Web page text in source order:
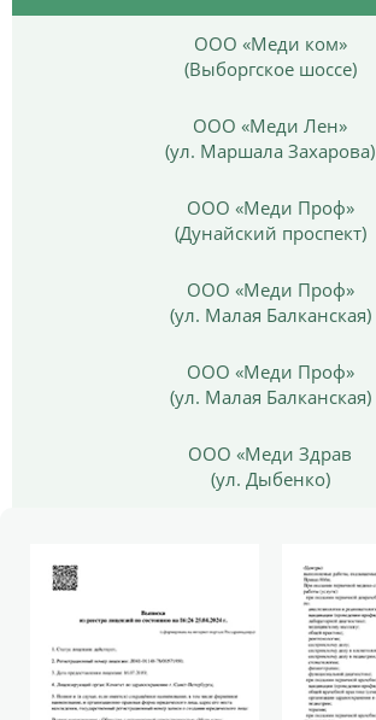
ООО «Меди ком»
(Выборгское шоссе)
ООО «Меди Лен»
(ул. Маршала Захарова)
ООО «Меди Проф»
(Дунайский проспект)
ООО «Меди Проф»
(ул. Малая Балканская)
ООО «Меди Проф»
(ул. Малая Балканская)
ООО «Меди Здрав
(ул. Дыбенко)